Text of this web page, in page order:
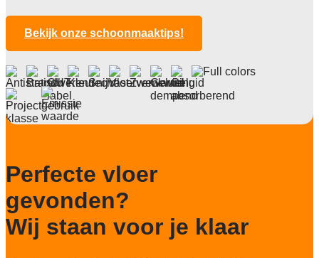
Totale hoogte
6,7 mm
< 2kv
Deling
1/10"
Totaal gwicht
Bekijk onze schoonmaaktips!
Perfecte vloer
gevonden?
Wij staan voor je klaar